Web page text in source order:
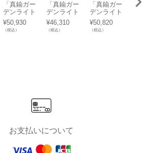
「真鍮ガー
デンライト
BR5000SH
ORT FR LE
SL くもり
¥50,930
（税込）
「真鍮ガー
デンライト
BH1000LO
W FR LE S
L くもりガ
¥46,310
（税込）
「真鍮ガー
デンライト
BH1010LO
W FR LE S
L くもりガ
¥50,820
（税込）
「真
お支払いについて